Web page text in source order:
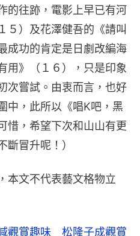
的往跡，電影上早已有河
５）及花澤健吾的《請叫
成功的肯定是日劇改編海
用》（１６），只是印象
次嘗試。由衷而言，也好
中，此所以《唱K吧，黑
惜，希望下次和山山有更
斷冒升呢！）
本文不代表藝文格物立
觀賞趣味 松隆子成觀賞